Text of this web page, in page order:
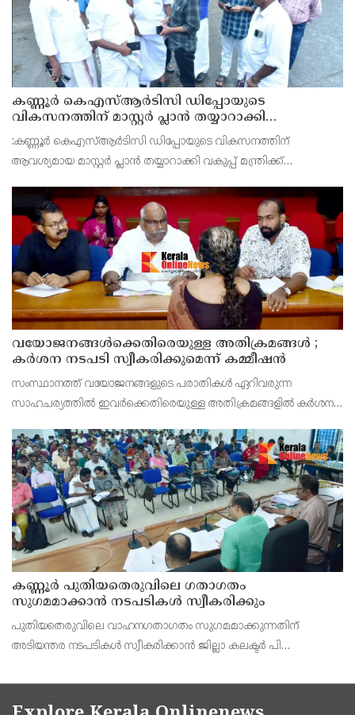
കണ്ണൂർ കെഎസ്ആർടിസി ഡിപ്പോയുടെ
വികസനത്തിന് മാസ്റ്റർ പ്ലാൻ തയ്യാറാക്കി
സമർപ്പിക്കും : ടി ഒ മോഹനൻ എം എൽ എ
:കണ്ണൂർ കെഎസ്ആർടിസി ഡിപ്പോയുടെ വികസനത്തിന്
ആവശ്യമായ മാസ്റ്റർ പ്ലാൻ തയ്യാറാക്കി വകുപ്പ് മന്ത്രിക്ക്
ഡിപ്പോയ്ക്ക് നാല് ഏക്കറിൽ അധികം വരുന്ന സ്ഥലമുണ്ട്
വയോജനങ്ങൾക്കെതിരെയുള്ള അതിക്രമങ്ങൾ ;
കർശന നടപടി സ്വീകരിക്കുമെന്ന് കമ്മീഷൻ
സംസ്ഥാനത്ത് വയോജനങ്ങളുടെ പരാതികൾ ഏറിവരുന്ന
സാഹചര്യത്തിൽ ഇവർക്കെതിരെയുള്ള അതിക്രമങ്ങളിൽ കർശന
കെ. സോമപ്രസാദ്.
കണ്ണൂർ പുതിയതെരുവിലെ ഗതാഗതം
സുഗമമാക്കാന്‍ നടപടികള്‍ സ്വീകരിക്കും
പുതിയതെരുവിലെ വാഹനഗതാഗതം സുഗമമാക്കുന്നതിന്
അടിയന്തര നടപടികള്‍ സ്വീകരിക്കാന്‍ ജില്ലാ കലക്ടര്‍ പി